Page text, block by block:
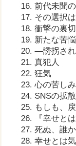
16. 前代未聞
17. その選択
18. 衝撃の裏
19. 新たな苦悩
20. ―誘拐さ
21. 真犯人
22. 狂気
23. 心の苦しみ
24. SNSの拡散
25. もしも、
26. 『幸せと
27. 死ぬ、誰
28. 幸せとは